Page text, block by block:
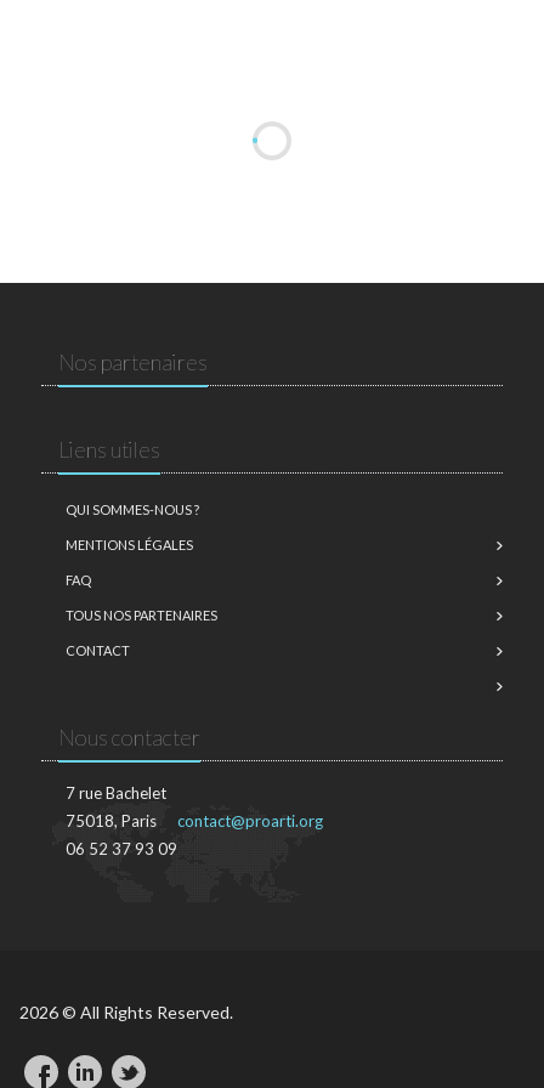
Nos partenaires
Liens utiles
QUI SOMMES-NOUS ?
MENTIONS LÉGALES
FAQ
TOUS NOS PARTENAIRES
CONTACT
Nous contacter
7 rue Bachelet
75018, Paris
06 52 37 93 09
contact@proarti.org
2026 © All Rights Reserved.